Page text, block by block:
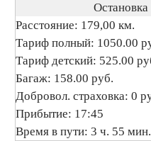
Остановка
Расстояние: 179,00 км.
Тариф полный: 1050.00
Тариф детский: 525.00
Багаж: 158.00 руб.
Добровол. страховка: 0
Прибытие: 17:45
Время в пути: 3 ч. 55 мин.